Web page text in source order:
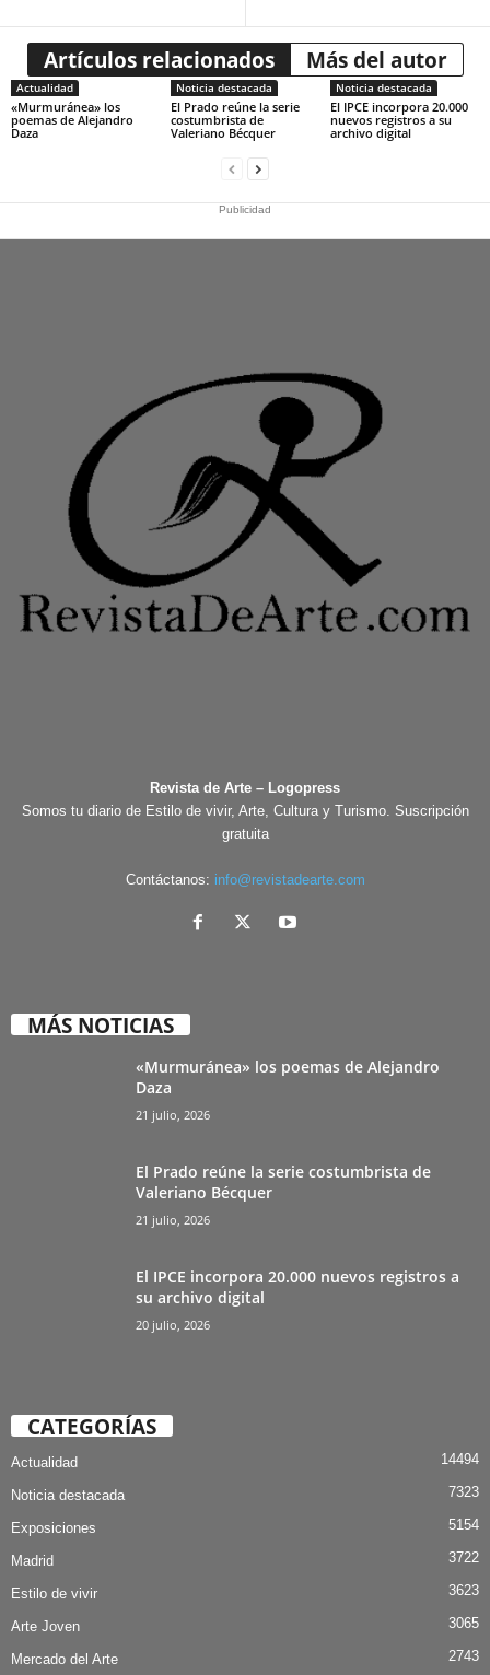
Artículos relacionados Más del autor
Actualidad
«Murmuránea» los
poemas de Alejandro
Daza
Noticia destacada
El Prado reúne la serie
costumbrista de
Valeriano Bécquer
Noticia destacada
El IPCE incorpora 20.000
nuevos registros a su
archivo digital
Publicidad
Revista de Arte – Logopress
Somos tu diario de Estilo de vivir, Arte, Cultura y Turismo. Suscripción
gratuita
Contáctanos: info@revistadearte.com
MÁS NOTICIAS
«Murmuránea» los poemas de Alejandro
Daza
21 julio, 2026
El Prado reúne la serie costumbrista de
Valeriano Bécquer
21 julio, 2026
El IPCE incorpora 20.000 nuevos registros a
su archivo digital
20 julio, 2026
CATEGORÍAS
Actualidad 14494
Noticia destacada 7323
Exposiciones 5154
Madrid 3722
Estilo de vivir 3623
Arte Joven 3065
Mercado del Arte 2743